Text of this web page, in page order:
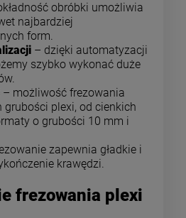
obróbki umożliwia
najbardziej
form.
– dzięki automatyzacji
szybko wykonać duże
– możliwość frezowania
grubości plexi, od cienkich
o grubości 10 mm i
zapewnia gładkie i
krawędzi.
frezowania plexi